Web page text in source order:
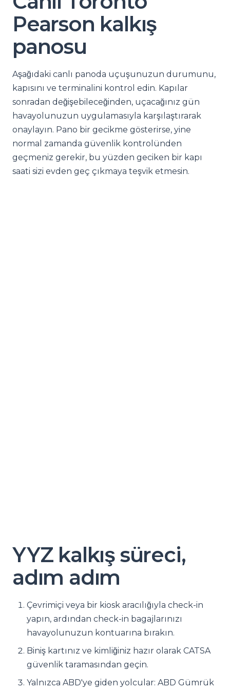
Pearson kalkış
panosu
Aşağıdaki canlı panoda uçuşunuzun durumunu,
kapısını ve terminalini kontrol edin. Kapılar
sonradan değişebileceğinden, uçacağınız gün
havayolunuzun uygulamasıyla karşılaştırarak
onaylayın. Pano bir gecikme gösterirse, yine
normal zamanda güvenlik kontrolünden
geçmeniz gerekir, bu yüzden geciken bir kapı
saati sizi evden geç çıkmaya teşvik etmesin.
YYZ kalkış süreci,
adım adım
Çevrimiçi veya bir kiosk aracılığıyla check-in
yapın, ardından check-in bagajlarınızı
havayolunuzun kontuarına bırakın.
Biniş kartınız ve kimliğiniz hazır olarak CATSA
güvenlik taramasından geçin.
Yalnızca ABD'ye giden yolcular: ABD Gümrük